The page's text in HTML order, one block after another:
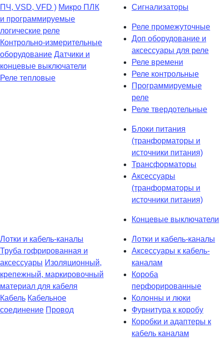
ПЧ, VSD, VFD ) Микро ПЛК
и программируемые
логические реле
Контрольно-измерительные
оборудование Датчики и
концевые выключатели
Реле тепловые
Сигнализаторы
Реле промежуточные
Доп оборудование и
аксессуары для реле
Реле времени
Реле контрольные
Программируемые
реле
Реле твердотельные
Блоки питания
(транформаторы и
источники питания)
Трансформаторы
Аксессуары
(транформаторы и
источники питания)
Концевые выключатели
Лотки и кабель-каналы
Труба гофрированная и
аксессуары Изоляционный,
крепежный, маркировочный
материал для кабеля
Кабель Кабельное
соединение Провод
Лотки и кабель-каналы
Аксессуары к кабель-
каналам
Короба
перфорированные
Колонны и люки
Фурнитура к коробу
Коробки и адаптеры к
кабель каналам